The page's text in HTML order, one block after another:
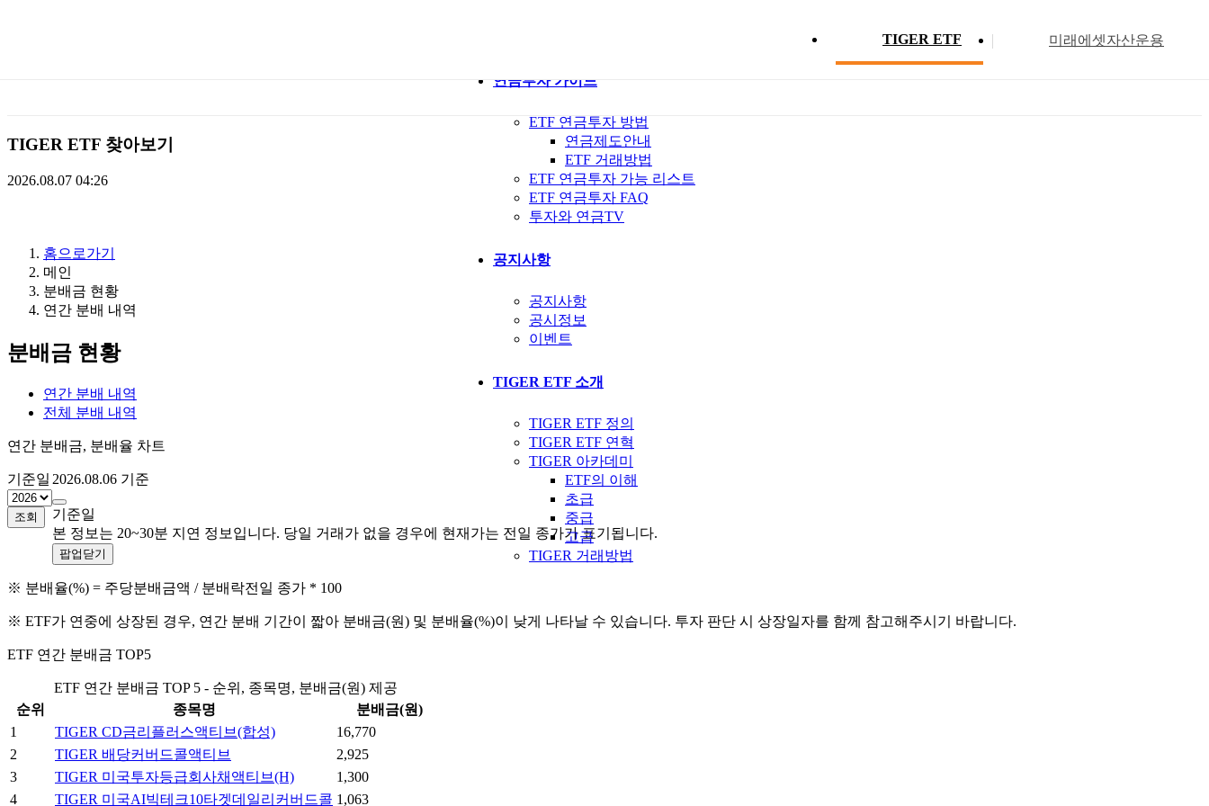
TIGER ETF 미래에셋자산운용
에
셋
연금투자 가이드
ETF 연금투자 방법
연금제도안내
ETF 거래방법
ETF 연금투자 가능 리스트
ETF 연금투자 FAQ
투자와 연금TV
공지사항
공지사항
공시정보
이벤트
TIGER ETF 소개
TIGER ETF 정의
TIGER ETF 연혁
TIGER 아카데미
ETF의 이해
초급
중급
고급
TIGER 거래방법
ETF 분배금 현황
TIGER ETF 찾아보기
2026.08.07 04:26
홈으로가기
메인
분배금 현황
연간 분배 내역
분배금 현황
연간 분배 내역
전체 분배 내역
연간 분배금, 분배율 차트
기준일
조회
2026.08.06 기준
기준일
본 정보는 20~30분 지연 정보입니다. 당일 거래가 없을 경우에 현재가는 전일 종가가 표기됩니다.
팝업닫기
※ 분배율(%) = 주당분배금액 / 분배락전일 종가 * 100
※ ETF가 연중에 상장된 경우, 연간 분배 기간이 짧아 분배금(원) 및 분배율(%)이 낮게 나타날 수 있습니다. 투자 판단 시 상장일자를 함께 참고해주시기 바랍니다.
ETF 연간 분배금 TOP5
ETF 연간 분배금 TOP 5 - 순위, 종목명, 분배금(원) 제공
순위
종목명
분배금(원)
1
TIGER CD금리플러스액티브(합성)
16,770
2
TIGER 배당커버드콜액티브
2,925
3
TIGER 미국투자등급회사채액티브(H)
1,300
4
TIGER 미국AI빅테크10타겟데일리커버드콜 1,063